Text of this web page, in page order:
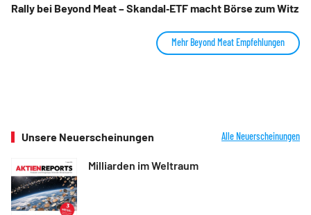
Rally bei Beyond Meat – Skandal‑ETF macht Börse zum Witz
Mehr Beyond Meat Empfehlungen
Unsere Neuerscheinungen Alle Neuerscheinungen
Milliarden im Weltraum